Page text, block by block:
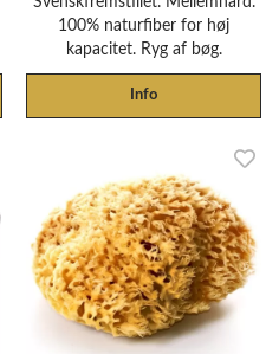
100% naturfiber for høj
kapacitet. Ryg af bøg.
Info